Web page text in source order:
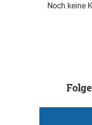
Noch keine